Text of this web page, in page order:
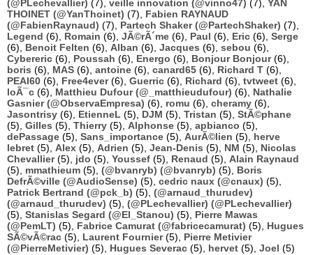
(@PLechevallier) (7), veille innovation (@vinno47) (7), YAN
THOINET (@YanThoinet) (7), Fabien RAYNAUD
(@FabienRaynaud) (7), Partech Shaker (@PartechShaker) (7),
Legend (6), Romain (6), JÃ©rÃ´me (6), Paul (6), Eric (6), Serge
(6), Benoit Felten (6), Alban (6), Jacques (6), sebou (6),
Cybereric (6), Poussah (6), Energo (6), Bonjour Bonjour(6),
boris (6), MAS (6), antoine (6), canard65 (6), Richard T (6),
PEAI60 (6), Free4ever(6), Guerric (6), Richard (6), tvtweet (6),
loÃ¯c (6), Matthieu Dufour (@_matthieudufour) (6), Nathalie
Gasnier (@ObservaEmpresa) (6), romu (6), cheramy (6),
Jasontrisy (6), EtienneL (5), DJM (5), Tristan (5), StÃ©phane
(5), Gilles (5), Thierry (5), Alphonse (5), apbianco (5),
dePassage (5), Sans_importance (5), AurÃ©lien (5), herve
lebret (5), Alex (5), Adrien (5), Jean-Denis (5), NM (5), Nicolas
Chevallier(5), jdo (5), Youssef (5), Renaud (5), Alain Raynaud
(5), mmathieum (5), (@bvanryb) (@bvanryb) (5), Boris
DefrÃ©ville (@AudioSense) (5), cedric naux (@cnaux) (5),
Patrick Bertrand (@pck_b) (5), (@arnaud_thurudev)
(@arnaud_thurudev) (5), (@PLechevallier) (@PLechevallier)
(5), Stanislas Segard (@El_Stanou) (5), Pierre Mawas
(@PemLT) (5), Fabrice Camurat (@fabricecamurat) (5), Hugues
SÃ©vÃ©rac (5), Laurent Fournier(5), Pierre Metivier
(@PierreMetivier) (5), Hugues Severac (5), hervet (5), Joel (5)